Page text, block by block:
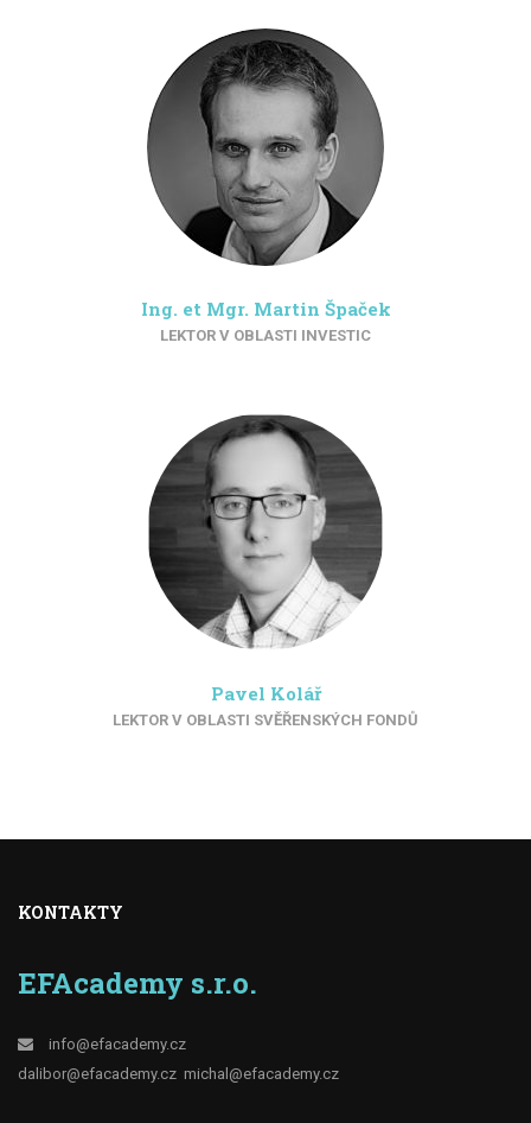
Ing. et Mgr. Martin Špaček
LEKTOR V OBLASTI INVESTIC
Pavel Kolář
LEKTOR V OBLASTI SVĚŘENSKÝCH FONDŮ
KONTAKTY
EFAcademy s.r.o.
info@efacademy.cz
dalibor@efacademy.cz michal@efacademy.cz